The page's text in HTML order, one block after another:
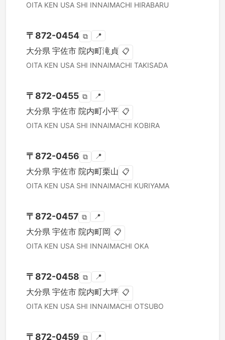
OITA KEN USA SHI INNAIMACHI HIRABARU
〒 872-0454 ⧉ 📍
大分県 宇佐市 院内町滝貞 📋
OITA KEN USA SHI INNAIMACHI TAKISADA
〒 872-0455 ⧉ 📍
大分県 宇佐市 院内町小平 📋
OITA KEN USA SHI INNAIMACHI KOBIRA
〒 872-0456 ⧉ 📍
大分県 宇佐市 院内町栗山 📋
OITA KEN USA SHI INNAIMACHI KURIYAMA
〒 872-0457 ⧉ 📍
大分県 宇佐市 院内町岡 📋
OITA KEN USA SHI INNAIMACHI OKA
〒 872-0458 ⧉ 📍
大分県 宇佐市 院内町大坪 📋
OITA KEN USA SHI INNAIMACHI OTSUBO
〒 872-0459 ⧉ 📍